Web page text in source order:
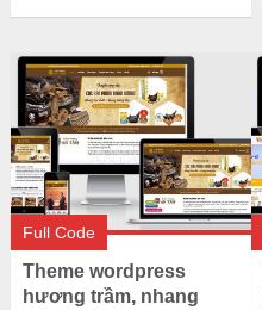
Full Code
Theme wordpress
hương trầm, nhang